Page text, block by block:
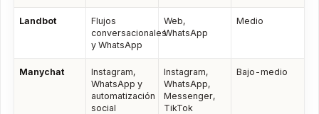
Landbot
Flujos
conversacionales
y WhatsApp
Web,
WhatsApp
Medio
Manychat
Instagram,
WhatsApp y
automatización
social
Instagram,
WhatsApp,
Messenger,
TikTok
Bajo-medio